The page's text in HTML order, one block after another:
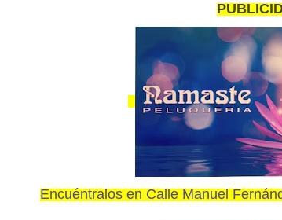
Encuéntralos en Calle Manuel